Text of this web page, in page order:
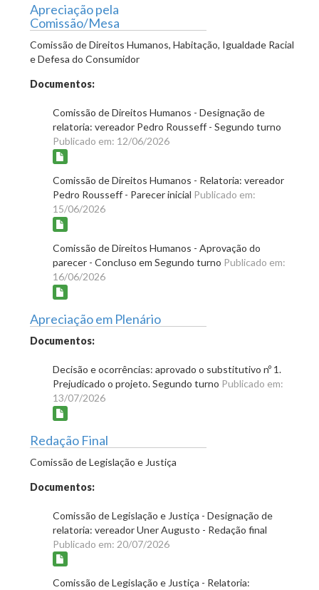
Apreciação pela
Comissão/Mesa
Comissão de Direitos Humanos, Habitação, Igualdade Racial
e Defesa do Consumidor
Documentos:
Comissão de Direitos Humanos - Designação de
relatoria: vereador Pedro Rousseff - Segundo turno
Publicado em: 12/06/2026
Comissão de Direitos Humanos - Relatoria: vereador
Pedro Rousseff - Parecer inicial Publicado em:
15/06/2026
Comissão de Direitos Humanos - Aprovação do
parecer - Concluso em Segundo turno Publicado em:
16/06/2026
Apreciação em Plenário
Documentos:
Decisão e ocorrências: aprovado o substitutivo nº 1.
Prejudicado o projeto. Segundo turno Publicado em:
13/07/2026
Redação Final
Comissão de Legislação e Justiça
Documentos:
Comissão de Legislação e Justiça - Designação de
relatoria: vereador Uner Augusto - Redação final
Publicado em: 20/07/2026
Comissão de Legislação e Justiça - Relatoria: